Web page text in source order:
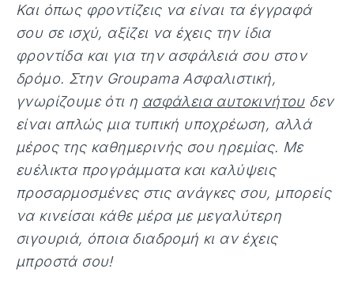
Και όπως φροντίζεις να είναι τα έγγραφά
σου σε ισχύ, αξίζει να έχεις την ίδια
φροντίδα και για την ασφάλειά σου στον
δρόμο. Στην GroupamaΑσφαλιστική,
γνωρίζουμε ότι η ασφάλεια αυτοκινήτουδεν
είναι απλώς μια τυπική υποχρέωση, αλλά
μέρος της καθημερινής σου ηρεμίας. Με
ευέλικτα προγράμματα και καλύψεις
προσαρμοσμένες στις ανάγκες σου, μπορείς
να κινείσαι κάθε μέρα με μεγαλύτερη
σιγουριά, όποια διαδρομή κι αν έχεις
μπροστά σου!